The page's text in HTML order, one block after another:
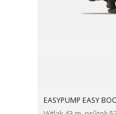
EASYPUMP EASY